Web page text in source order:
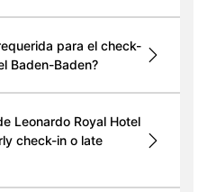
para el check-
Baden-Baden?
Leonardo Royal Hotel
check-in o late